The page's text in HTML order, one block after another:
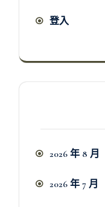
登入
2026 年 8 月
2026 年 7 月